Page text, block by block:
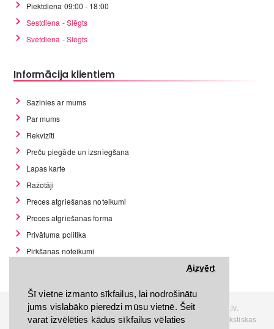
Šī vietne izmanto sīkfailus, lai nodrošinātu
jums vislabāko pieredzi mūsu vietnē. Šeit
varat izvēlēties kādus sīkfailus vēlaties
Aizvērt
Piektdiena 09:00 - 18:00
Sestdiena - Slēgts
Svētdiena - Slēgts
Informācija klientiem
Sazinies ar mums
Par mums
Rekvizīti
Preču piegāde un izsniegšana
Lapas karte
Ražotāji
Preces atgriešanas noteikumi
Preces atgriešanas forma
Privātuma politika
Pirkšanas noteikumi
Visas tiesības rezervētas. Interneta veikals www.Discomania.lv.
Jebkuras Discomania.lv informācijas pārpublicēšana, bez rakstiskas